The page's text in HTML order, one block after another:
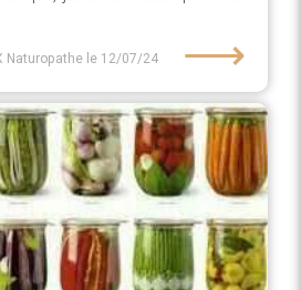
Naturopathe le 12/07/24 ⟶